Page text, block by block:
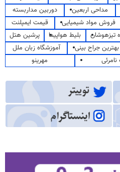
مداحی اربعین
دوربین مداربسته
فروش مواد شیمیایی
قیمت ایمپلنت
تیزهوشان بلیط هواپیما
پرشین هتل
بهترین جراح بینی
آموزشگاه زبان ملل
مهرینو